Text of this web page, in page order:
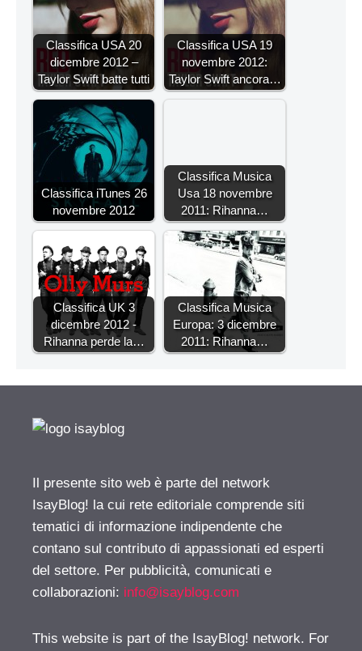
Classifica USA 20
dicembre 2012 –
Taylor Swift batte tutti
Classifica USA 19
novembre 2012:
Taylor Swift ancora…
Classifica iTunes 26
novembre 2012
Classifica Musica
Usa 18 novembre
2011: Rihanna…
Classifica UK 3
dicembre 2012 -
Rihanna perde la…
Classifica Musica
Europa: 3 dicembre
2011: Rihanna…
Il presente sito web è parte del network
IsayBlog! la cui rete editoriale comprende siti
tematici di informazione indipendente che
contano sul contributo di appassionati ed esperti
del settore. Per pubblicità, comunicati e
collaborazioni: info@isayblog.com
This website is part of the IsayBlog! network. For